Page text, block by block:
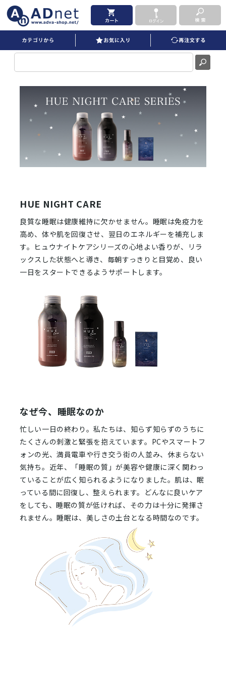
HUE NIGHT CARE
良質な睡眠は健康維持に欠かせません。睡眠は免疫力を
高め、体や肌を回復させ、翌日のエネルギーを補充しま
す。ヒュウナイトケアシリーズの心地よい香りが、リラ
ックスした状態へと導き、毎朝すっきりと目覚め、良い
一日をスタートできるようサポートします。
なぜ今、睡眠なのか
忙しい一日の終わり。私たちは、知らず知らずのうちに
たくさんの刺激と緊張を抱えています。PCやスマートフ
ォンの光、満員電車や行き交う街の人並み、休まらない
気持ち。近年、「睡眠の質」が美容や健康に深く関わっ
ていることが広く知られるようになりました。肌は、眠
っている間に回復し、整えられます。どんなに良いケア
をしても、睡眠の質が低ければ、その力は十分に発揮さ
れません。睡眠は、美しさの土台となる時間なのです。